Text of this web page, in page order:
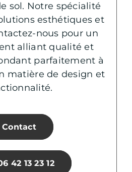
sol. Notre spécialité
esthétiques et
nous pour un
alliant qualité et
parfaitement à
matière de design et
Contact
42 13 23 12